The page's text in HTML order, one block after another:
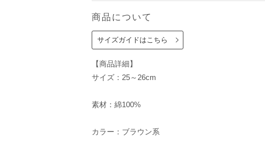
▲マフラー／ストール
▲その他
商品について
サイズガイドはこちら
【商品詳細】
サイズ：25～26cm
素材：綿100%
カラー：ブラウン系